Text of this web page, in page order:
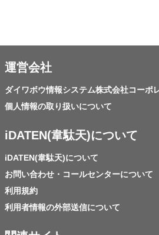
運営会社
ダイワボウ情報システム株式会社コーポ
個人情報の取り扱いについて
iDATEN(韋駄天)について
iDATEN(韋駄天)について
お問い合わせ・コールセンターについて
利用規約
利用者情報の外部送信について